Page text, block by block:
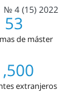
№ 4 (15) 2022
53
de máster
extranjeros